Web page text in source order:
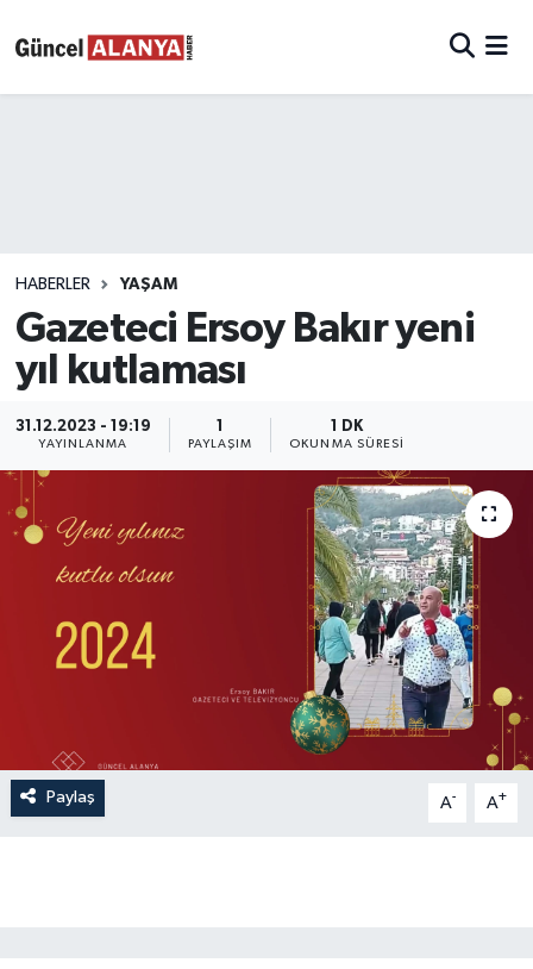
HABERLER YAŞAM
Gazeteci Ersoy Bakır yeni
yıl kutlaması
31.12.2023 - 19:19
YAYINLANMA PAYLAŞIM
1 DK
OKUNMA SÜRESI
Paylaş A- A+